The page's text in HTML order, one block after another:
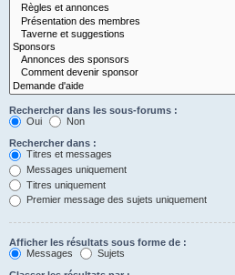
Rechercher dans les sous-forums :
Oui
Non
Rechercher dans :
Titres et messages
Messages uniquement
Titres uniquement
Premier message des sujets uniquement
Afficher les résultats sous forme de :
Messages
Sujets